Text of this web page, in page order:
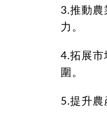
3.推動
力。
4.拓展市
圍。
5.提升